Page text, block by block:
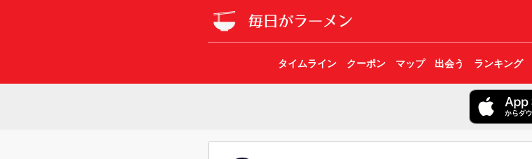
タイムライン クーポン マップ 出会う ランキング